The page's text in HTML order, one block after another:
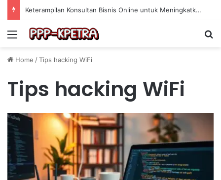
Keterampilan Konsultan Bisnis Online untuk Meningkatkan Pendapatan Berdasarkan Pengalaman Praktis
Menu
Home /Tips hacking WiFi
Tips hacking WiFi